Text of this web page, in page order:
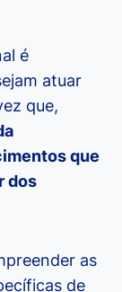
é
atuar
que,
que
dos
as
de